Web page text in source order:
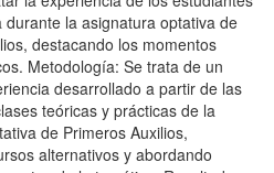
la asignatura optativa de
destacando los momentos
Metodología: Se trata de un
desarrollado a partir de las
teóricas y prácticas de la
de Primeros Auxilios,
alternativos y abordando